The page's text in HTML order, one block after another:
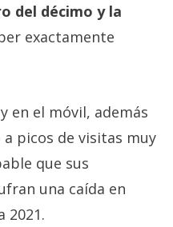
del décimo y la
exactamente
en el móvil, además
a picos de visitas muy
que sus
una caída en
2021.